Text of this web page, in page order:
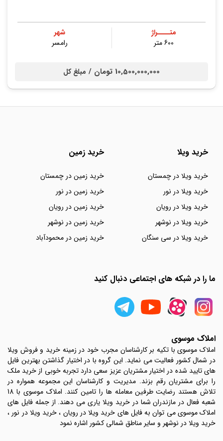
متــــراژ
600 متر
شهر
رامسر
10,500,000,000 تومان / مبلغ کل
خرید ویلا
خرید ویلا در چمستان
خرید ویلا در نور
خرید ویلا در رویان
خرید ویلا در نوشهر
خرید ویلا در سی سنگان
خرید زمین
خرید زمین در چمستان
خرید زمین در نور
خرید زمین در رویان
خرید زمین در نوشهر
خرید زمین در محمودآباد
ما را در شبکه های اجتماعی دنبال کنید
املاک موسوی
املاک موسوی با تکیه بر کارشناسان مجرب خود در زمینه خرید و فروش ویلا
در شمال کشور فعالیت می نماید. این گروه با در اختیار گذاشتن بهترین فایل
های تایید شده در اختیار مشتریان عزیز سعی دارد تجربه خوبی از خرید ملک
را برای مشتریان رقم بزند. مدیریت و کارشناسان این مجموعه همواره در
تلاش هستند رضایت طرفین معامله ها را تامین کنند. املاک موسوی با 18
شعبه فعال در مازندران شما در خرید ویلا یاری می دهند. از جمله فایل های
املاک موسوی می توان به فایل های خرید ویلا در رویان ، خرید ویلا در نور ،
خرید ویلا در نوشهر و سایر مناطق شمالی کشور اشاره نمود